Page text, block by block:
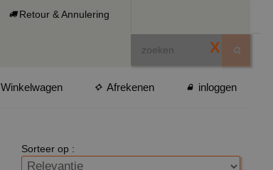
Retour & Annulering
X
Winkelwagen Afrekenen inloggen
Sorteer op :